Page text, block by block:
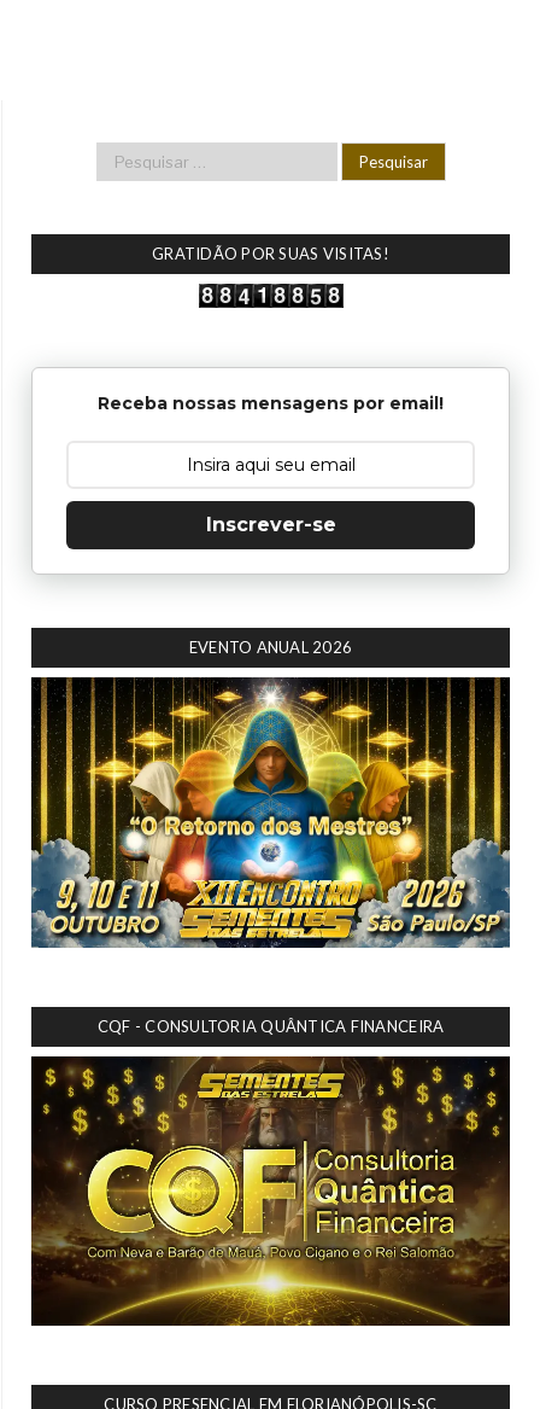
GRATIDÃO POR SUAS VISITAS!
Receba nossas mensagens por email!
Inscrever-se
EVENTO ANUAL 2026
CQF - CONSULTORIA QUÂNTICA FINANCEIRA
CURSO PRESENCIAL EM FLORIANÓPOLIS-SC